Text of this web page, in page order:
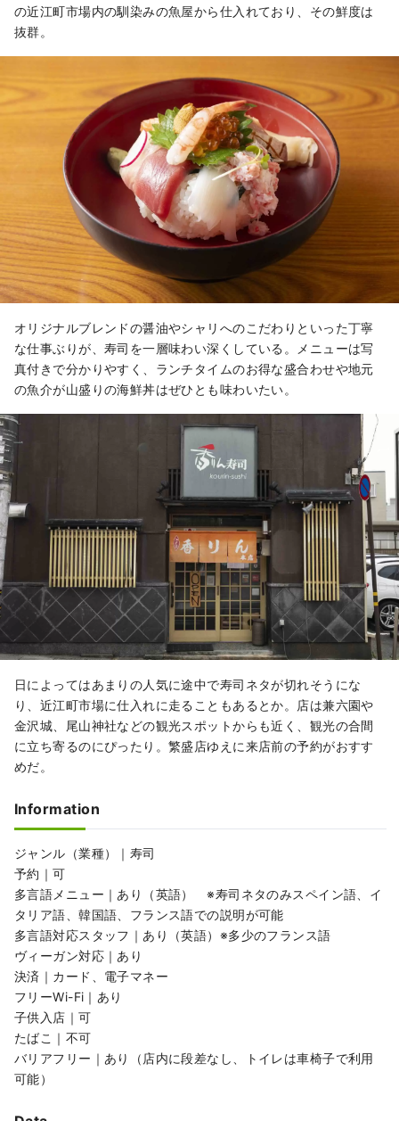
の近江町市場内の馴染みの魚屋から仕入れており、その鮮度は
抜群。
オリジナルブレンドの醤油やシャリへのこだわりといった丁寧
な仕事ぶりが、寿司を一層味わい深くしている。メニューは写
真付きで分かりやすく、ランチタイムのお得な盛合わせや地元
の魚介が山盛りの海鮮丼はぜひとも味わいたい。
日によってはあまりの人気に途中で寿司ネタが切れそうにな
り、近江町市場に仕入れに走ることもあるとか。店は兼六園や
金沢城、尾山神社などの観光スポットからも近く、観光の合間
に立ち寄るのにぴったり。繁盛店ゆえに来店前の予約がおすす
めだ。
Information
ジャンル（業種）｜寿司
予約｜可
多言語メニュー｜あり（英語） ※寿司ネタのみスペイン語、イ
タリア語、韓国語、フランス語での説明が可能
多言語対応スタッフ｜あり（英語）※多少のフランス語
ヴィーガン対応｜あり
決済｜カード、電子マネー
フリーWi-Fi｜あり
子供入店｜可
たばこ｜不可
バリアフリー｜あり（店内に段差なし、トイレは車椅子で利用
可能）